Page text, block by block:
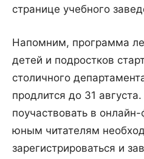
странице учебного
Напомним, программа
детей и подростков
столичного
продлится до 31
поучаствовать в
юным читателям
зарегистрироваться и